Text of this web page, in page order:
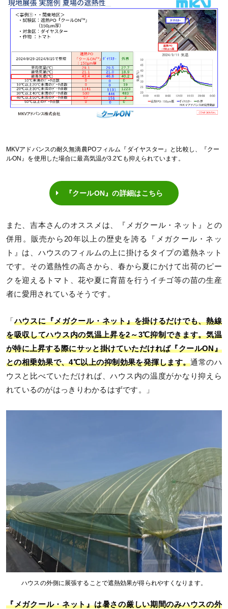
MKVアドバンスの耐久無滴農POフィルム『ダイヤスター』と比較し、『クー
ルON』を使用した場合に最高気温が3.2℃も抑えられています。
『クールON』の詳細はこちら
また、吉本さんのオススメは、『メガクール・ネット』との
併用。販売から20年以上の歴史を誇る『メガクール・ネッ
ト』は、ハウスのフィルムの上に掛けるタイプの遮熱ネット
です。その遮熱性の高さから、春から夏にかけて出荷のピー
クを迎えるトマト、花や夏に育苗を行うイチゴ等の苗の生産
者に愛用されているそうです。
「ハウスに『メガクール・ネット』を掛けるだけでも、熱線
を吸収してハウス内の気温上昇を2～3℃抑制できます。気温
が特に上昇する際にサッと掛けていただければ『クールON』
との相乗効果で、4℃以上の抑制効果を発揮します。通常のハ
ウスと比べていただければ、ハウス内の温度がかなり抑えら
れているのがはっきりわかるはずです。」
ハウスの外側に展張することで遮熱効果が得られやすくなります。
『メガクール・ネット』は暑さの厳しい期間のみハウスの外